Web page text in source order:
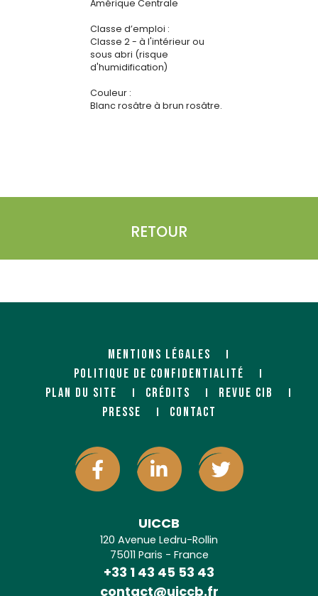
Amérique Centrale
Classe d’emploi :
Classe 2 - à l'intérieur ou
sous abri (risque
d'humidification)
Couleur :
Blanc rosâtre à brun rosâtre.
RETOUR
MENTIONS LÉGALES
POLITIQUE DE CONFIDENTIALITÉ
PLAN DU SITE
CRÉDITS
REVUE CIB
PRESSE
CONTACT
UICCB
120 Avenue Ledru-Rollin
75011 Paris - France
+33 1 43 45 53 43
contact@uiccb.fr